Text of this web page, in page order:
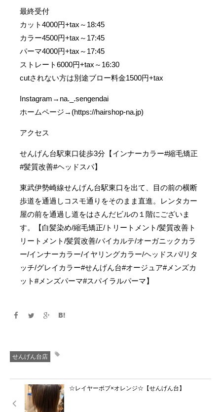
最終受付
カット4000円+tax～18:45
カラー4500円+tax～17:45
パーマ4000円+tax～17:45
ストレート6000円+tax～16:30
cutされない方は別途ブロー料金1500円+tax
Instagram→na._.sengendai
ホームページ→(https://hairshop-na.jp)
アクセス
せんげん台駅東口徒歩3分【インナーカラー#縮毛矯正
#髪質改善#ヘッドスパ】
東武伊勢崎線せんげん台駅東口を出て、目の前の横断
歩道を通過しコスモ通りをそのまま直進。レンタカー
屋の前を通過し道をはさんだビルの１階にございま
す。【白髪染め/縮毛矯正/トリートメント/髪質改善ト
リートメント/髪質改善/バイカルテ/オーガニックカラ
ー/インナーカラー/イヤリングカラー/ヘッドスパ/リタ
ッチ/グレイカラー#せんげん台#オージュア#メンズカ
ット#メンズパーマ#スパイラルパーマ】
せんげん台店
☆レイヤーボブ×オレンジ☆【せんげん台】